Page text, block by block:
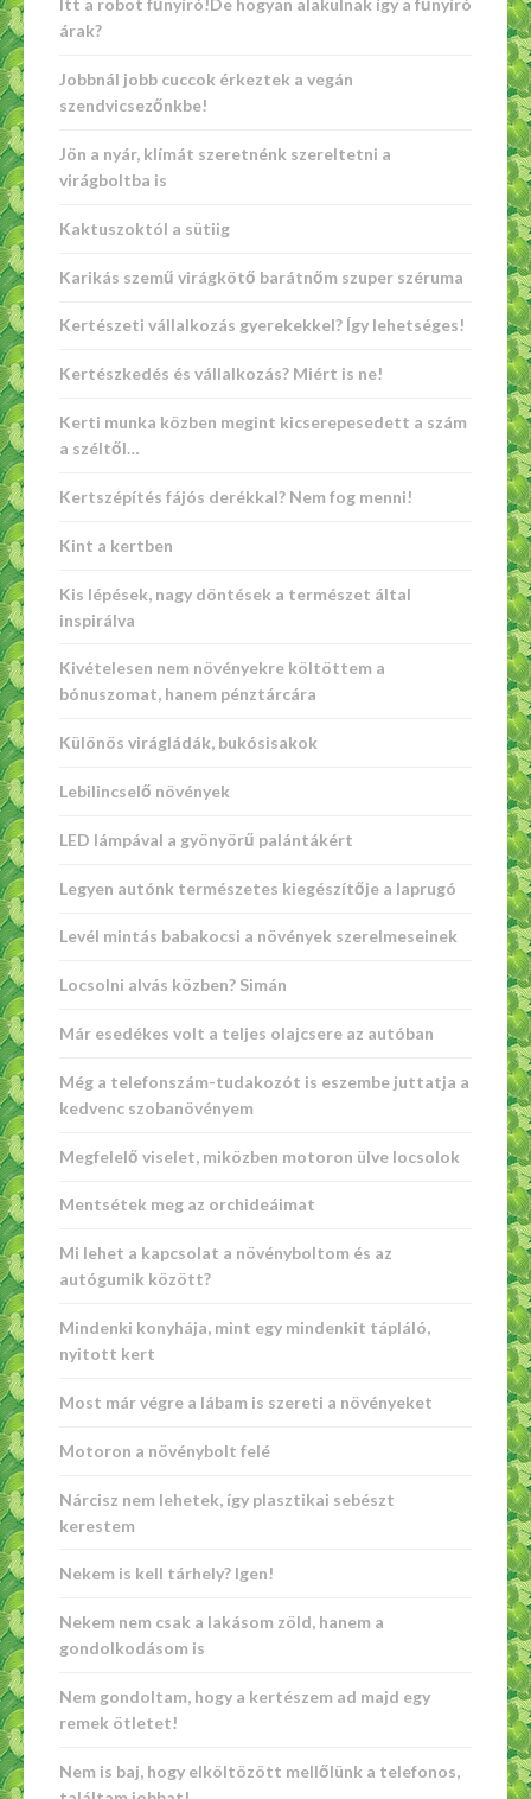
Itt a robot fűnyíró!De hogyan alakulnak így a fűnyíró
árak?
Jobbnál jobb cuccok érkeztek a vegán
szendvicsezőnkbe!
Jön a nyár, klímát szeretnénk szereltetni a
virágboltba is
Kaktuszoktól a sütiig
Karikás szemű virágkötő barátnőm szuper széruma
Kertészeti vállalkozás gyerekekkel? Így lehetséges!
Kertészkedés és vállalkozás? Miért is ne!
Kerti munka közben megint kicserepesedett a szám
a széltől…
Kertszépítés fájós derékkal? Nem fog menni!
Kint a kertben
Kis lépések, nagy döntések a természet által
inspirálva
Kivételesen nem növényekre költöttem a
bónuszomat, hanem pénztárcára
Különös virágládák, bukósisakok
Lebilincselő növények
LED lámpával a gyönyörű palántákért
Legyen autónk természetes kiegészítője a laprugó
Levél mintás babakocsi a növények szerelmeseinek
Locsolni alvás közben? Simán
Már esedékes volt a teljes olajcsere az autóban
Még a telefonszám-tudakozót is eszembe juttatja a
kedvenc szobanövényem
Megfelelő viselet, miközben motoron ülve locsolok
Mentsétek meg az orchideáimat
Mi lehet a kapcsolat a növényboltom és az
autógumik között?
Mindenki konyhája, mint egy mindenkit tápláló,
nyitott kert
Most már végre a lábam is szereti a növényeket
Motoron a növénybolt felé
Nárcisz nem lehetek, így plasztikai sebészt
kerestem
Nekem is kell tárhely? Igen!
Nekem nem csak a lakásom zöld, hanem a
gondolkodásom is
Nem gondoltam, hogy a kertészem ad majd egy
remek ötletet!
Nem is baj, hogy elköltözött mellőlünk a telefonos,